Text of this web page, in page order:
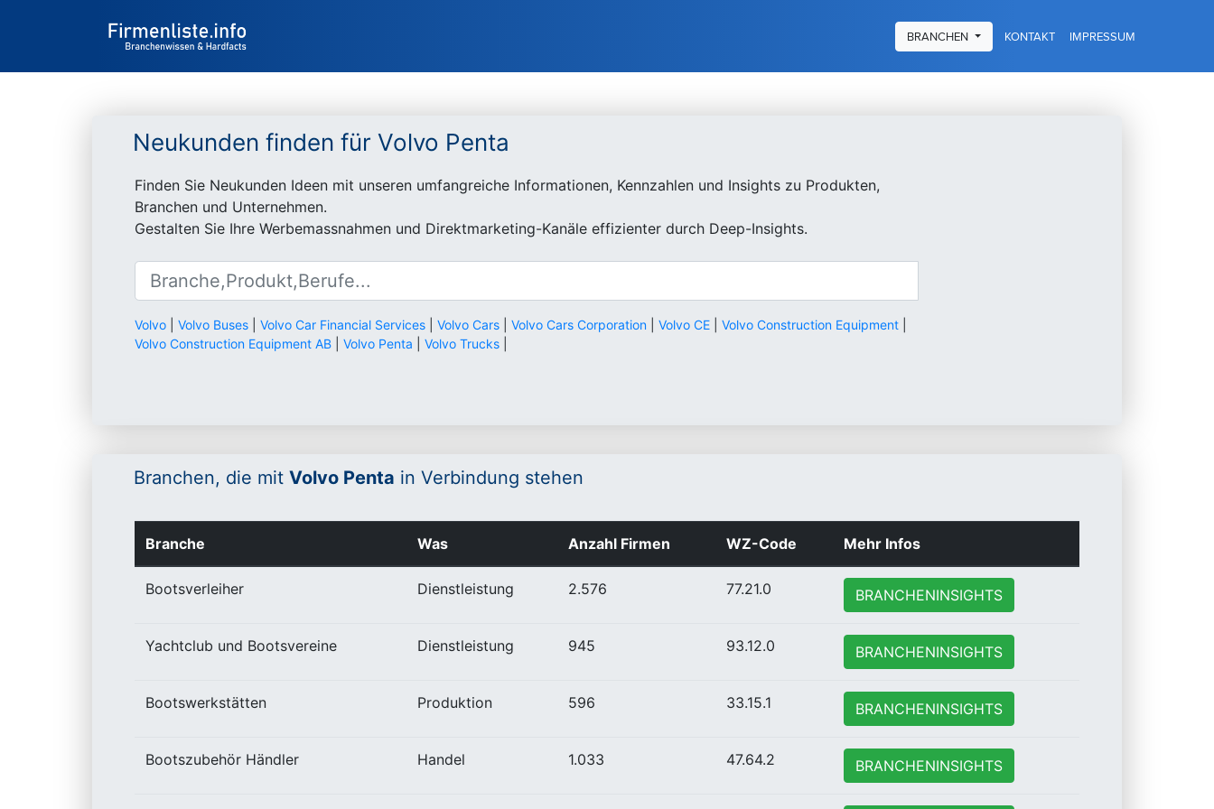
BRANCHEN KONTAKT IMPRESSUM
Neukunden finden für Volvo Penta
Finden Sie Neukunden Ideen mit unseren umfangreiche Informationen, Kennzahlen und Insights zu Produkten,
Branchen und Unternehmen.
Gestalten Sie Ihre Werbemassnahmen und Direktmarketing-Kanäle effizienter durch Deep-Insights.
Volvo Volvo Buses Volvo Car Financial Services Volvo Cars Volvo Cars Corporation Volvo CE Volvo Construction Equipment
Volvo Construction Equipment AB
Volvo Penta Volvo Trucks
Branchen, die mit Volvo Penta in Verbindung stehen
Branche Was Anzahl Firmen WZ-Code Mehr Infos
Bootsverleiher Dienstleistung 2.576 77.21.0 BRANCHENINSIGHTS
Yachtclub und Bootsvereine Dienstleistung 945 93.12.0 BRANCHENINSIGHTS
Bootswerkstätten Produktion 596 33.15.1 BRANCHENINSIGHTS
Bootszubehör Händler Handel 1.033 47.64.2 BRANCHENINSIGHTS